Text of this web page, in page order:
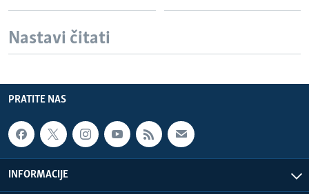
Nastavi čitati
PRATITE NAS
INFORMACIJE